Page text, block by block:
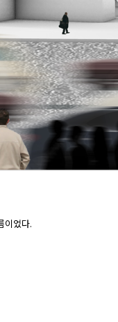
이었다.